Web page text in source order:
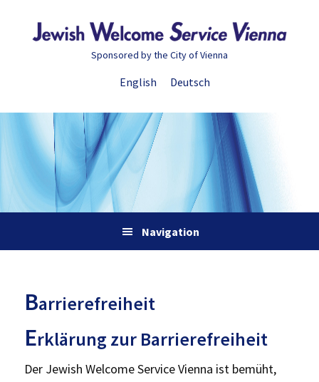
Hauptnavigation
Hauptsidebar
Fußzeile
Sponsored by the City of Vienna
English Deutsch
Navigation
Barrierefreiheit
Erklärung zur Barrierefreiheit
Der Jewish Welcome Service Vienna ist bemüht,